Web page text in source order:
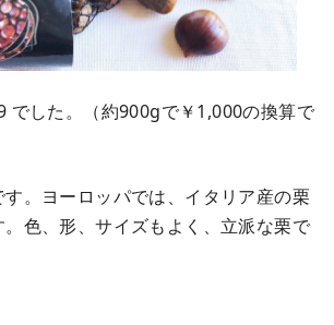
でした。（約900gで￥1,000の換算で
。ヨーロッパでは、イタリア産の栗
色、形、サイズもよく、立派な栗で